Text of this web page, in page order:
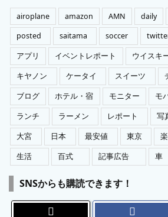
ー
airoplane amazon AMN daily
posted
saitama soccer
アプリ
イベントレポート ウイスキ
キヤノン
ケータイ スイーツ
ブログ
ホテル・宿 モニター モ
ランチ
ラーメン レポート 写
大宮
日本 最安値 東京
生活
百式 記事広告 車
SNSからも購読できます！